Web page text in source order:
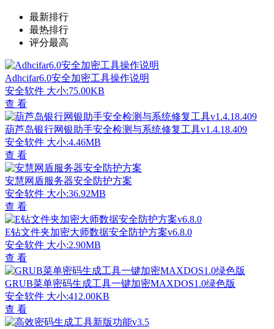
最新排行
最热排行
评分最高
Adhcifar6.0安全加密工具操作说明
安全软件 大小:75.00KB
查 看
葫芦岛银行网银助手安全检测与系统修复工具v1.4.18.409
安全软件 大小:4.46MB
查 看
安慧网盾服务器安全防护方案
安全软件 大小:36.92MB
查 看
E钻文件夹加密大师数据安全防护方案v6.8.0
安全软件 大小:2.90MB
查 看
GRUB菜单密码生成工具一键加密MAXDOS1.0绿色版
安全软件 大小:412.00KB
查 看